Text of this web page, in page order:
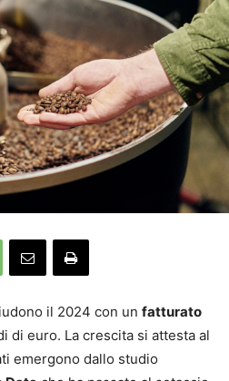
il 2024 con un fatturato
di euro. La crescita si attesta al
emergono dallo studio